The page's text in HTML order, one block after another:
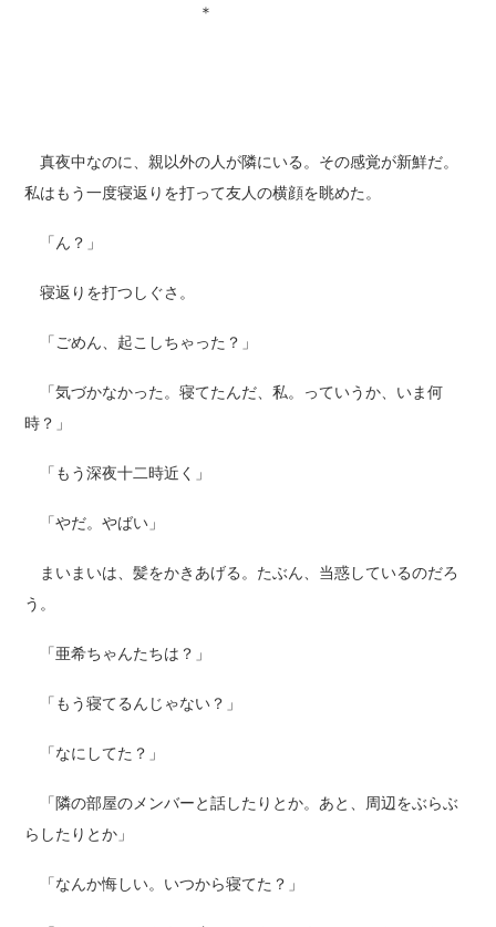
＊
真夜中なのに、親以外の人が隣にいる。その感覚が新鮮だ。
私はもう一度寝返りを打って友人の横顔を眺めた。
「ん？」
寝返りを打つしぐさ。
「ごめん、起こしちゃった？」
「気づかなかった。寝てたんだ、私。っていうか、いま何
時？」
「もう深夜十二時近く」
「やだ。やばい」
まいまいは、髪をかきあげる。たぶん、当惑しているのだろ
う。
「亜希ちゃんたちは？」
「もう寝てるんじゃない？」
「なにしてた？」
「隣の部屋のメンバーと話したりとか。あと、周辺をぶらぶ
らしたりとか」
「なんか悔しい。いつから寝てた？」